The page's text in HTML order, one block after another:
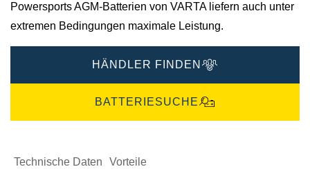
Powersports AGM-Batterien von VARTA liefern auch unter
extremen Bedingungen maximale Leistung.
HÄNDLER FINDEN
BATTERIESUCHE
Technische Daten Vorteile